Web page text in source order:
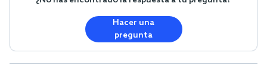
Hacer una
pregunta